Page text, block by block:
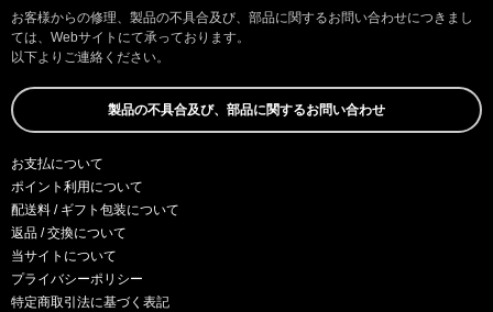
お客様からの修理、製品の不具合及び、部品に関するお問い合わせにつきまし
ては、Webサイトにて承っております。
以下よりご連絡ください。
製品の不具合及び、部品に関するお問い合わせ
お支払について
ポイント利用について
配送料 / ギフト包装について
返品 / 交換について
当サイトについて
プライバシーポリシー
特定商取引法に基づく表記